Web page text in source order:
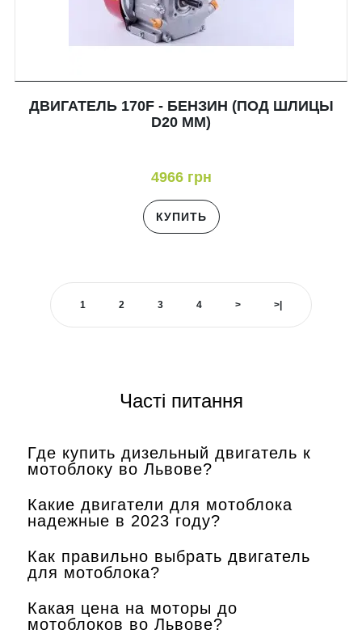
ДВИГАТЕЛЬ 170F - БЕНЗИН (ПОД ШЛИЦЫ
D20 ММ)
4966 грн
КУПИТЬ
1 2 3 4 > >|
Часті питання
Где купить дизельный двигатель к
мотоблоку во Львове?
Какие двигатели для мотоблока
надежные в 2023 году?
Как правильно выбрать двигатель
для мотоблока?
Какая цена на моторы до
мотоблоков во Львове?